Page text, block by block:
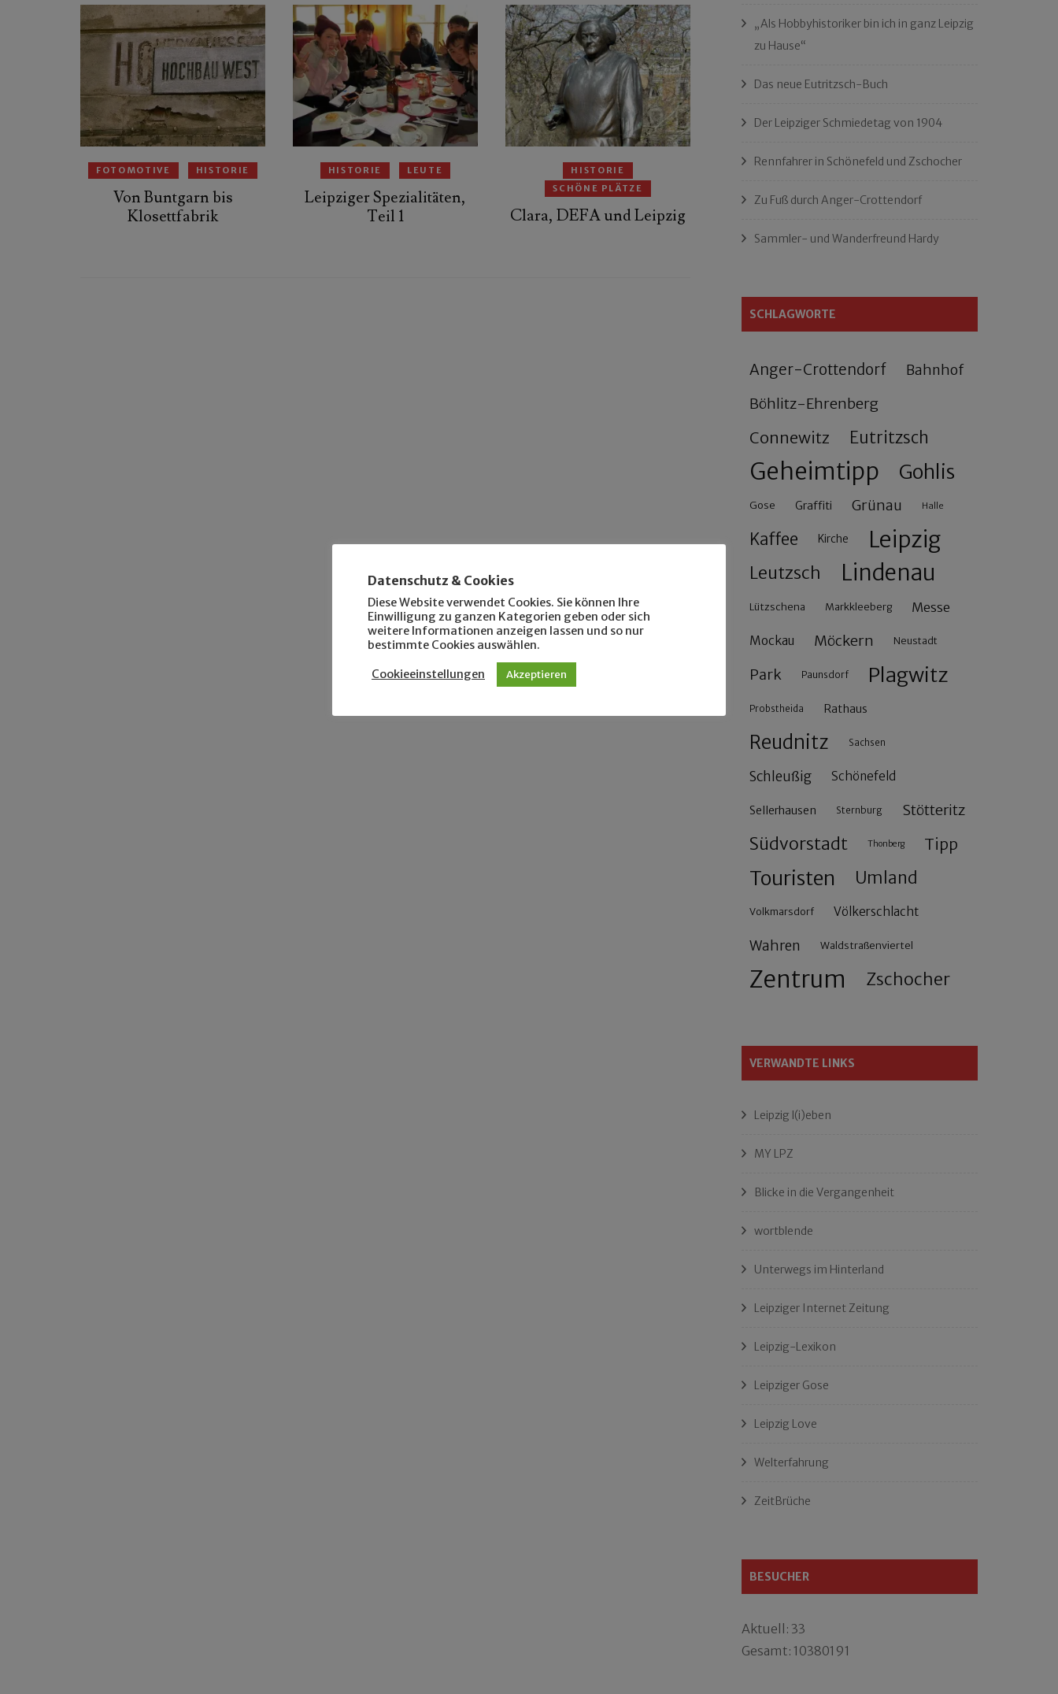
FOTOMOTIVE HISTORIE
Von Buntgarn bis
Klosettfabrik
HISTORIE LEUTE
Leipziger Spezialitäten,
Teil 1
HISTORIE
SCHÖNE PLÄTZE
Clara, DEFA und Leipzig
„Als Hobbyhistoriker bin ich in ganz Leipzig
zu Hause“
Das neue Eutritzsch-Buch
Der Leipziger Schmiedetag von 1904
Rennfahrer in Schönefeld und Zschocher
Zu Fuß durch Anger-Crottendorf
Sammler- und Wanderfreund Hardy
SCHLAGWORTE
Anger-Crottendorf Bahnhof
Böhlitz-Ehrenberg
Connewitz Eutritzsch
Geheimtipp Gohlis
Gose Graffiti Grünau Halle
Kaffee Kirche Leipzig
Leutzsch Lindenau
Lützschena Markkleeberg Messe
Mockau Möckern Neustadt
Park Paunsdorf Plagwitz
Probstheida Rathaus
Reudnitz Sachsen
Schleußig Schönefeld
Sellerhausen Sternburg Stötteritz
Südvorstadt Thonberg Tipp
Touristen Umland
Volkmarsdorf Völkerschlacht
Wahren Waldstraßenviertel
Zentrum Zschocher
VERWANDTE LINKS
Leipzig l(i)eben
MY LPZ
Blicke in die Vergangenheit
wortblende
Unterwegs im Hinterland
Leipziger Internet Zeitung
Leipzig-Lexikon
Leipziger Gose
Leipzig Love
Welterfahrung
ZeitBrüche
BESUCHER
Aktuell: 33
Gesamt: 10380191
Datenschutz & Cookies
Diese Website verwendet Cookies. Sie können Ihre
Einwilligung zu ganzen Kategorien geben oder sich
weitere Informationen anzeigen lassen und so nur
bestimmte Cookies auswählen.
Cookieeinstellungen Akzeptieren